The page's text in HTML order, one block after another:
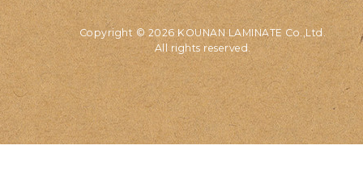
Copyright © 2026 KOUNAN LAMINATE Co.,Ltd.
All rights reserved.